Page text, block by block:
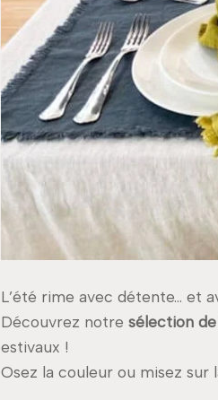
L’été rime avec détente… et
Découvrez notre sélection
estivaux !
Osez la couleur ou misez sur